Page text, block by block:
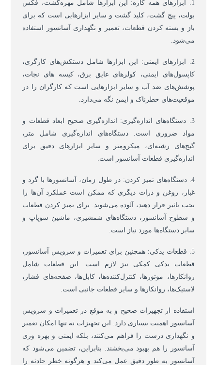
1. ابزارهای همه کاره: این ابزارها شامل مهره‌گشت، فکس
بولت، پیچ گشت، کلید گشت و سایر ابزارهایی است که برای
باز و بسته کردن قطعات، تعمیر و نگهداری آسانسور استفاده
می‌شود.
2. ابزارهای ایمنی: این ابزارها شامل دستکش‌های کارگری،
کاپسول‌های ایمنی، کولرهای عایق برق، کیسه های نجات،
پوشش‌های ضد آب و سایر ابزارهایی است که کارگران را در
موقعیت‌های خطرناک و ایمن نگه می‌دارد.
3. دستگاه‌های اندازه‌گیری: اندازه‌گیری صحیح ابعاد قطعات و
مواد ضروری است. دستگاه‌های اندازه‌گیری شامل متر،
گیج‌های رشته‌ای، میکرومتر و سایر ابزارهای دقیق برای
اندازه‌گیری قطعات آسانسور است.
4. دستگاه‌های تمیز کردن: در طول زمان، آسانسور‌ها با گرد و
غبار، روغن و ذرات دیگری که ممکن است عملکرد آن‌ها را
تحت تاثیر قرار دهند، آلوده می‌شوند. برای تمیز کردن قطعات
و سطوح آسانسور، دستگاه‌های شمشیری، ماشین سوپاپ و
سایر دستگاه‌ها مورد نیاز است.
5. قطعات یدکی: همچنین برای تعمیرات و سرویس آسانسور،
قطعات یدکی کمکی نیز لازم است. این قطعات شامل
روانکارها، موتورها، کنترل‌کننده‌ها، کابل‌ها، صفحه‌های فشار،
لاستیک‌ها، روانکارها و سایر قطعات جانبی است.
استفاده از تجهیزات صحیح و به موقع در تعمیرات و سرویس
آسانسور اهمیت بسیاری دارد. این تجهیزات نه تنها امکان تعمیر
و نگهداری درست را فراهم می‌کنند، بلکه ایمنی و بهره وری
آسانسور را هم بهبود می‌بخشند. بنابراین، تضمین می‌شود که
آسانسور به طور دقیق عمل می‌کند و هرگونه خطر حادثه را